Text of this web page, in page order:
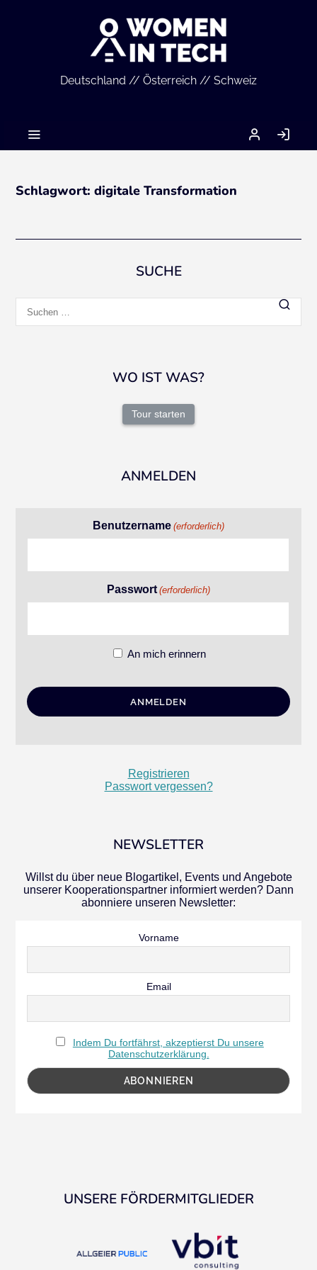
Deutschland // Österreich // Schweiz
MEIN
ACCOUNT
Schlagwort:digitale Transformation
SUCHE
nach:
WO IST WAS?
Tour starten
ANMELDEN
Benutzername (erforderlich)
Passwort (erforderlich)
An mich erinnern
Registrieren
Passwort vergessen?
NEWSLETTER
Willst du über neue Blogartikel, Events und Angebote
unserer Kooperationspartner informiert werden? Dann
abonniere unseren Newsletter:
Vorname
Email
Indem Du fortfährst, akzeptierst Du unsere
Datenschutzerklärung.
UNSERE FÖRDERMITGLIEDER